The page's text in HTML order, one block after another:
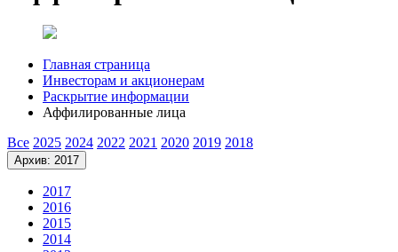
Главная страница
Инвесторам и акционерам
Раскрытие информации
Аффилированные лица
Все 2025 2024 2022 2021 2020 2019 2018
Архив: 2017
2017
2016
2015
2014